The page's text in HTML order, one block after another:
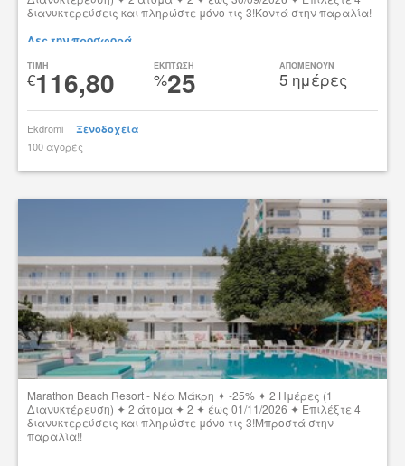
διανυκτερεύσεις και πληρώστε μόνο τις 3!Κοντά στην παραλία!
Δες την προσφορά
TIMH
€116,80 ΕΚΠΤΩΣΗ
%25 ΑΠΟΜΕΝΟΥΝ
5 ημέρες
Ekdromi Ξενοδοχεία
100 αγορές
tsibato
Marathon Beach Resort - Νέα Μάκρη ✦ -25% ✦ 2 Ημέρες (1
Διανυκτέρευση) ✦ 2 άτομα ✦ 2 ✦ έως 01/11/2026 ✦ Επιλέξτε 4
διανυκτερεύσεις και πληρώστε μόνο τις 3!Μπροστά στην
παραλία!!